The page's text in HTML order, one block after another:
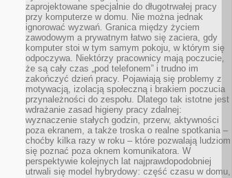
zaprojektowane specjalnie do długotrwałej pracy
przy komputerze w domu. Nie można jednak
ignorować wyzwań. Granica między życiem
zawodowym a prywatnym łatwo się zaciera, gdy
komputer stoi w tym samym pokoju, w którym się
odpoczywa. Niektórzy pracownicy mają poczucie,
że są cały czas „pod telefonem” i trudno im
zakończyć dzień pracy. Pojawiają się problemy z
motywacją, izolacją społeczną i brakiem poczucia
przynależności do zespołu. Dlatego tak istotne jest
wdrażanie zasad higieny pracy zdalnej:
wyznaczenie stałych godzin, przerw, aktywności
poza ekranem, a także troska o realne spotkania –
choćby kilka razy w roku – które pozwalają ludziom
się poznać poza oknem komunikatora. W
perspektywie kolejnych lat najprawdopodobniej
utrwali się model hybrydowy: część czasu w domu,